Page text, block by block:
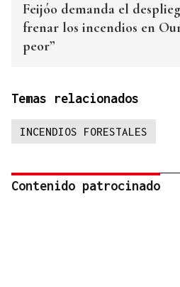
Feijóo demanda el
frenar los incendios en
peor”
Temas relacionados
INCENDIOS FORESTALES
Contenido patrocinado